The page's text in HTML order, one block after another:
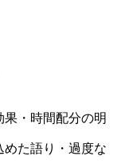
・時間配分の明
た語り・過度な